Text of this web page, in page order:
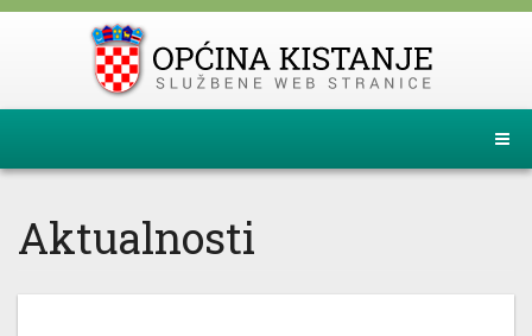
Aktualnosti